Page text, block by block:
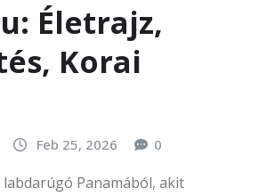
Életrajz,
Korai
Feb 25, 2026 0
Panamából, akit